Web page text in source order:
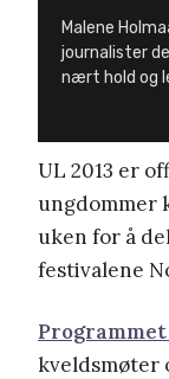
Malene
journalister
nært hold og
UL 2013 er
ungdommer
uken for å
festivalene
kveldsmøter